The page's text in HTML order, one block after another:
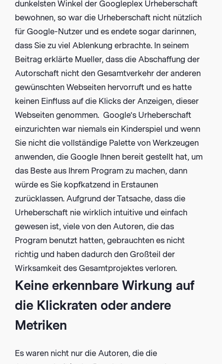
dunkelsten Winkel der Googleplex Urheberschaft
bewohnen, so war die Urheberschaft nicht nützlich
für Google-Nutzer und es endete sogar darinnen,
dass Sie zu viel Ablenkung erbrachte. In seinem
Beitrag erklärte Mueller, dass die Abschaffung der
Autorschaft nicht den Gesamtverkehr der anderen
gewünschten Webseiten hervorruft und es hatte
keinen Einfluss auf die Klicks der Anzeigen, dieser
Webseiten genommen. Google’s Urheberschaft
einzurichten war niemals ein Kinderspiel und wenn
Sie nicht die vollständige Palette von Werkzeugen
anwenden, die Google Ihnen bereit gestellt hat, um
das Beste aus Ihrem Program zu machen, dann
würde es Sie kopfkatzend in Erstaunen
zurücklassen. Aufgrund der Tatsache, dass die
Urheberschaft nie wirklich intuitive und einfach
gewesen ist, viele von den Autoren, die das
Program benutzt hatten, gebrauchten es nicht
richtig und haben dadurch den Großteil der
Wirksamkeit des Gesamtprojektes verloren.
Keine erkennbare Wirkung auf
die Klickraten oder andere
Metriken
Es waren nicht nur die Autoren, die die